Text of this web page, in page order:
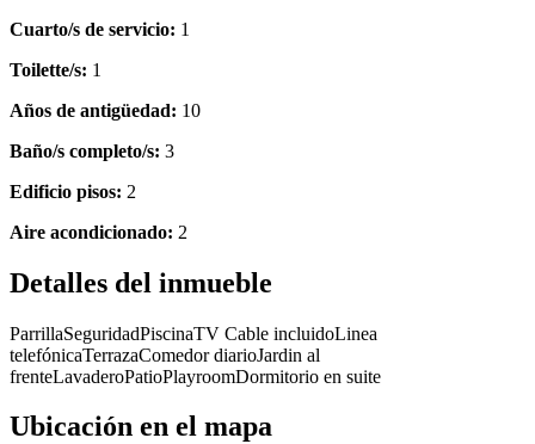
Cuarto/s de servicio: 1
Toilette/s: 1
Años de antigüedad: 10
Baño/s completo/s: 3
Edificio pisos: 2
Aire acondicionado: 2
Detalles del inmueble
ParrillaSeguridadPiscinaTV Cable incluidoLinea
telefónicaTerrazaComedor diarioJardin al
frenteLavaderoPatioPlayroomDormitorio en suite
Ubicación en el mapa